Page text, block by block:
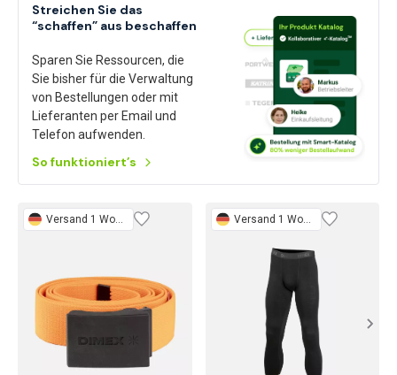
Streichen Sie das
“schaffen” aus beschaffen
Sparen Sie Ressourcen, die
Sie bisher für die Verwaltung
von Bestellungen oder mit
Lieferanten per Email und
Telefon aufwenden.
So funktioniert’s
Versand 1 Woche Versand 1 Woche